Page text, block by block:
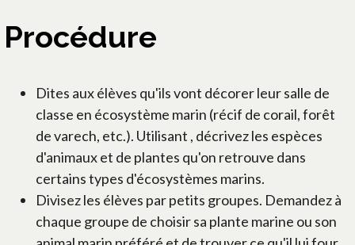
Procédure
Dites aux élèves qu'ils vont décorer leur salle de
classe en écosystème marin (récif de corail, forêt
de varech, etc.). Utilisant , décrivez les espèces
d'animaux et de plantes qu'on retrouve dans
certains types d'écosystèmes marins.
Divisez les élèves par petits groupes. Demandez à
chaque groupe de choisir sa plante marine ou son